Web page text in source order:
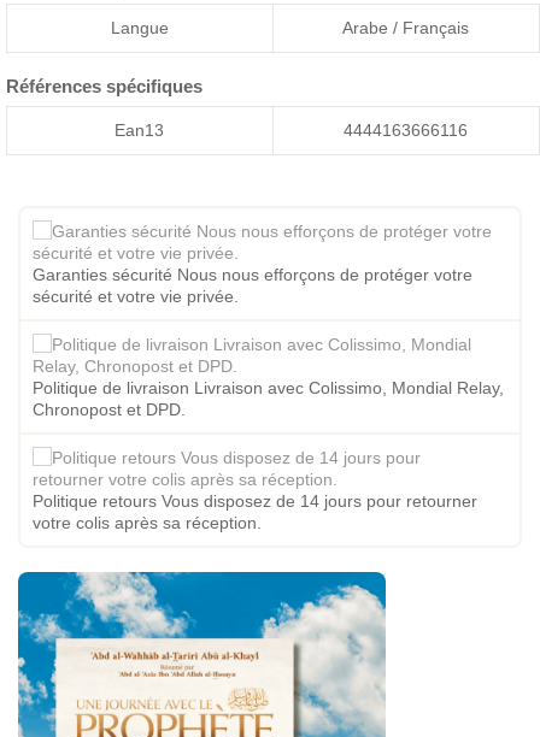
Langue Arabe / Français
Références spécifiques
Ean13 4444163666116
Garanties sécurité Nous nous efforçons de protéger votre
sécurité et votre vie privée.
Politique de livraison Livraison avec Colissimo, Mondial Relay,
Chronopost et DPD.
Politique retours Vous disposez de 14 jours pour retourner
votre colis après sa réception.